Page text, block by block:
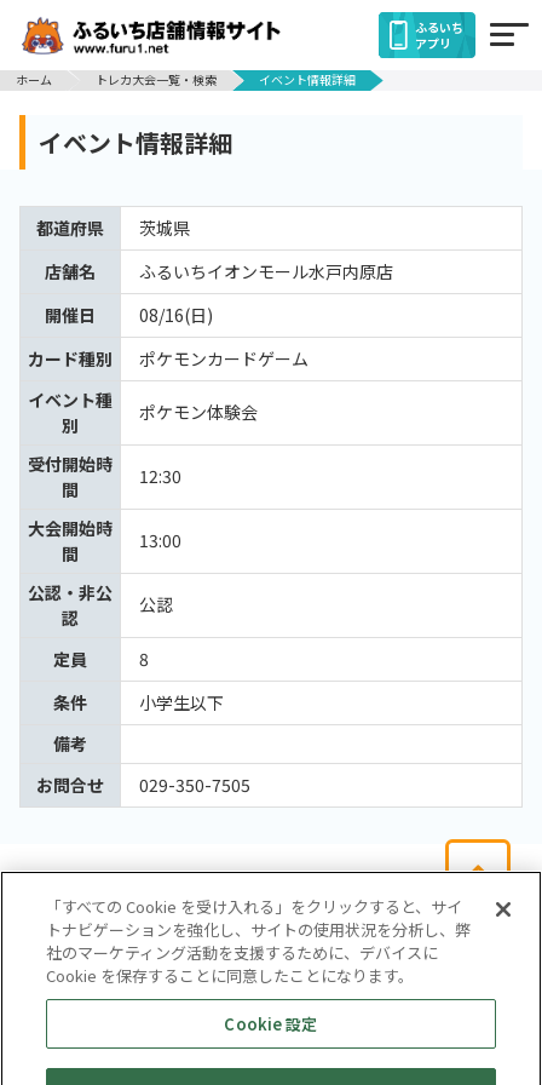
ふるいち
アプリ
ホーム
トレカ大会一覧・検索 イベント情報詳細
イベント情報詳細
都道府県
茨城県
店舗名
ふるいちイオンモール水戸内原店
開催日
08/16(日)
カード種別
ポケモンカードゲーム
イベント種
別
ポケモン体験会
受付開始時
間
12:30
大会開始時
間
13:00
公認・非公
認
公認
定員
8
条件
小学生以下
備考
お問合せ
029-350-7505
会社概要
サイトマップ
お問い合わせ
個人情報保護方針
株式会社テイツー
「すべての Cookie を受け入れる」をクリックすると、サイ
トナビゲーションを強化し、サイトの使用状況を分析し、弊
社のマーケティング活動を支援するために、デバイスに
Cookie を保存することに同意したことになります。
Cookie 設定